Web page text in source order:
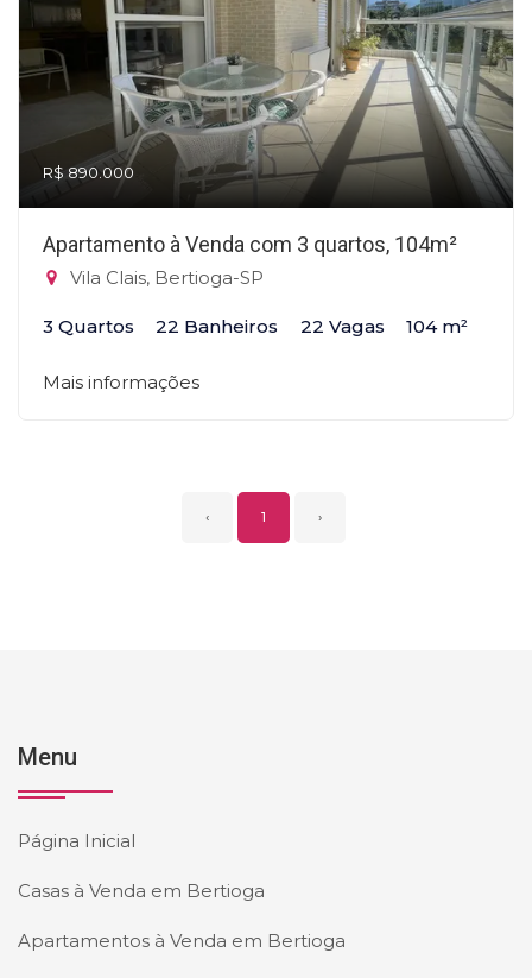
R$ 890.000
Apartamento à Venda com 3 quartos, 104m²
Vila Clais, Bertioga-SP
3 Quartos 22 Banheiros 22 Vagas 104 m²
Mais informações
‹ 1 ›
Menu
Página Inicial
Casas à Venda em Bertioga
Apartamentos à Venda em Bertioga